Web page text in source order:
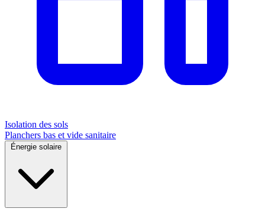
Isolation des sols
Planchers bas et vide sanitaire